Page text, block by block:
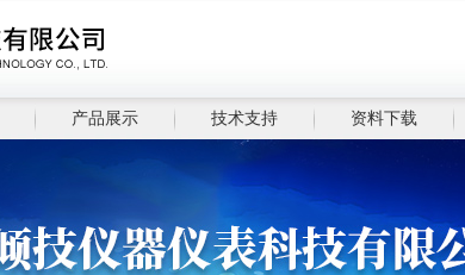
产品展示 技术支持 资料下载